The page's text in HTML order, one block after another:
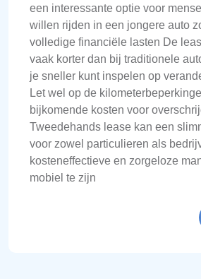
een interessante optie voor
willen rijden in een jongere auto
volledige financiële lasten De
vaak korter dan bij traditionele
je sneller kunt inspelen op
Let wel op de
bijkomende kosten voor
Tweedehands lease kan een
voor zowel particulieren als
kosteneffectieve en zorgeloze
mobiel te zijn